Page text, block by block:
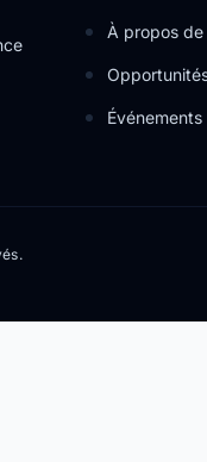
À propos de
Événements